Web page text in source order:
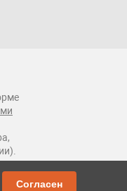
Согласен